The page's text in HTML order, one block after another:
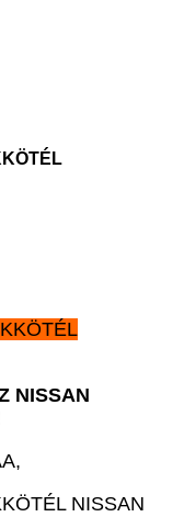
NISSAN
NISSAN